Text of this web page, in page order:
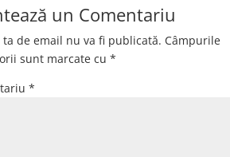
un Comentariu
ta de email nu va fi publicată. Câmpurile
sunt marcate cu *
*